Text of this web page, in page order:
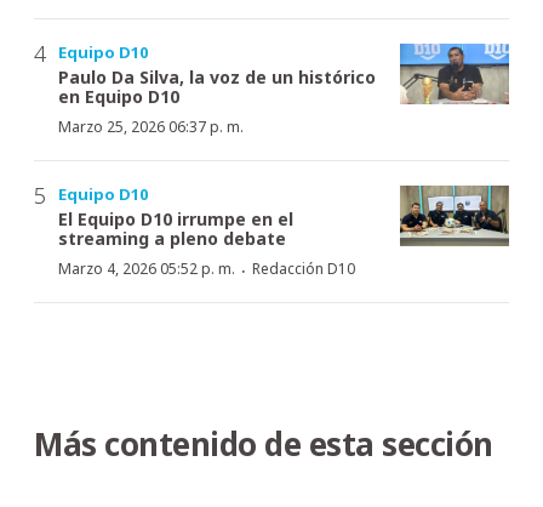
Equipo D10
Paulo Da Silva, la voz de un histórico
en Equipo D10
Marzo 25, 2026 06:37 p. m.
Equipo D10
El Equipo D10 irrumpe en el
streaming a pleno debate
Marzo 4, 2026 05:52 p. m. · Redacción D10
Más contenido de esta sección